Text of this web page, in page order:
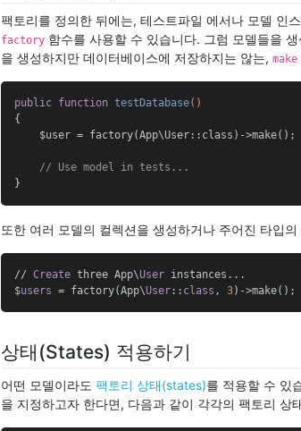
팩토리를 정의한 뒤에는, 테스트파일 에서나 모델 인
factory 함수를 사용할 수 있습니다. 그럼 모델들을
을 생성하지만 데이터베이스에 저장하지는 않는, make
public function testDatabase()
{
    $user = factory(App\User::class)->make();
// Use model in tests...
}
또한 여러 모델의 컬렉션을 생성하거나 주어진 타입
// Create three App\User instances...
$users = factory(App\User :: class , 3)->make();
상태(States) 적용하기
어떤 모델이라도 팩토리 상태(states)를 적용할 수 있
을 지정하고자 한다면, 다음과 같이 각각의 팩토리